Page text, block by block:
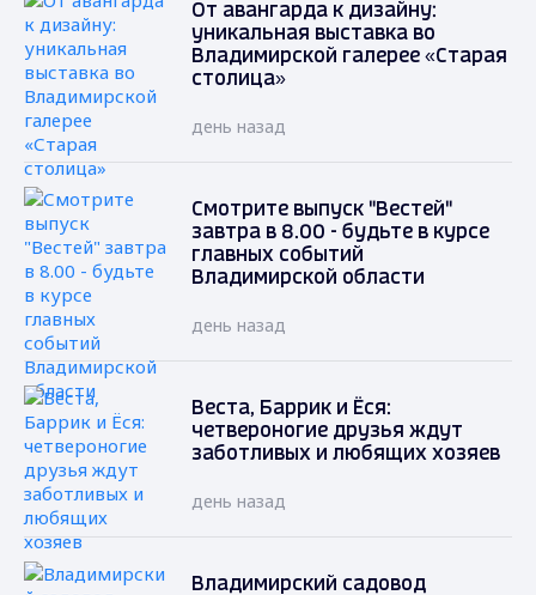
От авангарда к дизайну:
уникальная выставка во
Владимирской галерее «Старая
столица»
день назад
Смотрите выпуск "Вестей"
завтра в 8.00 - будьте в курсе
главных событий
Владимирской области
день назад
Веста, Баррик и Ёся:
четвероногие друзья ждут
заботливых и любящих хозяев
день назад
Владимирский садовод